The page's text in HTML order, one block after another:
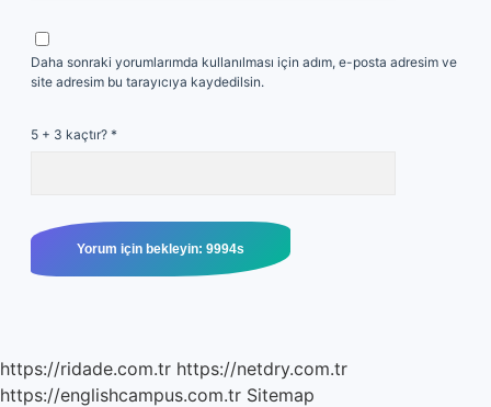
Daha sonraki yorumlarımda kullanılması için adım, e-posta adresim ve
site adresim bu tarayıcıya kaydedilsin.
5 + 3 kaçtır? *
https://ridade.com.tr https://netdry.com.tr
https://englishcampus.com.tr Sitemap